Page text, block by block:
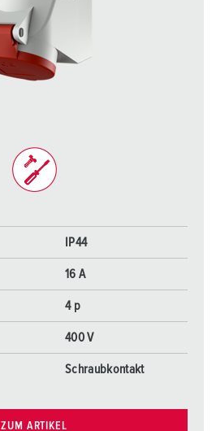
IP44
16 A
4 p
400 V
Schraubkontakt
ZUM ARTIKEL